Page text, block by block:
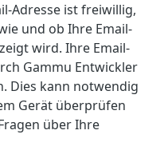
Adresse ist freiwillig,
und ob Ihre Email-
wird. Ihre Email-
Gammu Entwickler
Dies kann notwendig
Gerät überprüfen
über Ihre